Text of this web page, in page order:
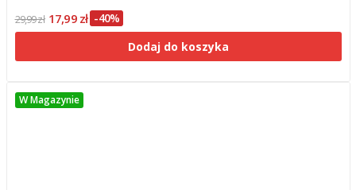
29,99 zł 17,99 zł -40%
Dodaj do koszyka
W Magazynie